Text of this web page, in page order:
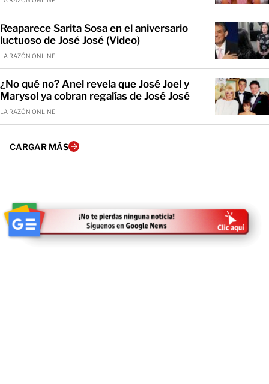
Reaparece Sarita Sosa en el aniversario
luctuoso de José José (Video)
LA RAZÓN ONLINE
¿No qué no? Anel revela que José Joel y
Marysol ya cobran regalías de José José
LA RAZÓN ONLINE
CARGAR MÁS